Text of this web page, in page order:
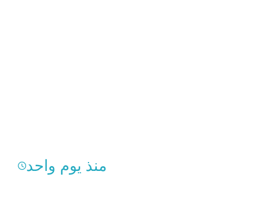
منذ يوم واحد